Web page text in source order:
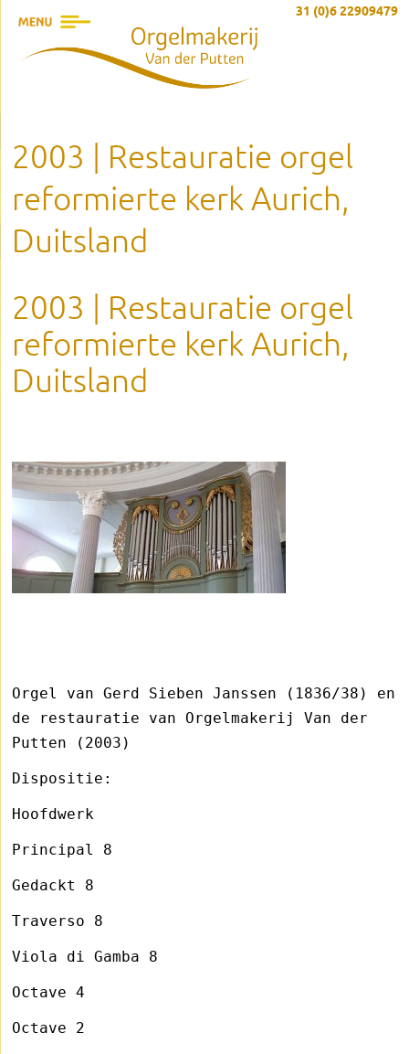
2003 | Restauratie orgel
reformierte kerk Aurich,
Duitsland
2003 | Restauratie orgel
reformierte kerk Aurich,
Duitsland
Orgel van Gerd Sieben Janssen (1836/38) en
de restauratie van Orgelmakerij Van der
Putten (2003)
Dispositie:
Hoofdwerk
Principal 8
Gedackt 8
Traverso 8
Viola di Gamba 8
Octave 4
Octave 2
31 (0)6 22909479